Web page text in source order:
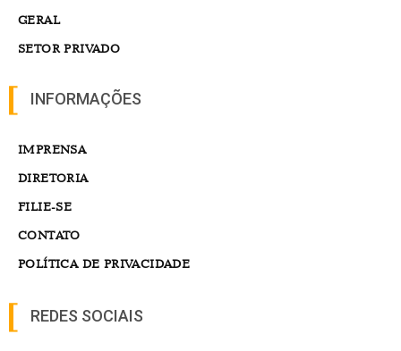
GERAL
SETOR PRIVADO
INFORMAÇÕES
IMPRENSA
DIRETORIA
FILIE-SE
CONTATO
POLÍTICA DE PRIVACIDADE
REDES SOCIAIS